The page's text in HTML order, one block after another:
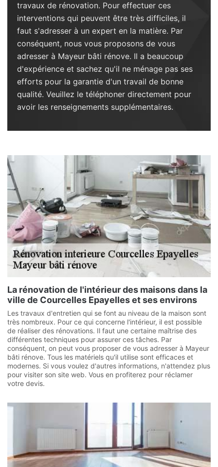
travaux de rénovation. Pour effectuer ces
interventions qui peuvent être très difficiles, il
faut s'adresser à un expert en la matière. Par
conséquent, nous vous proposons de vous
adresser à Mayeur bâti rénove. Il a beaucoup
d'expérience et sachez qu'il ne ménage pas ses
efforts pour la garantie d'un travail de bonne
qualité. Veuillez le téléphoner directement pour
avoir les renseignements supplémentaires.
La rénovation de l'intérieur des maisons dans la
ville de Courcelles Epayelles et ses environs
Les travaux d'entretien qui se font au niveau de la maison sont
très nombreux. Pour ce qui concerne l'intérieur, il est possible
de réaliser des rénovations. Il faut une certaine maîtrise des
différentes techniques pour assurer ces tâches. Par
conséquent, on peut vous proposer de vous adresser à Mayeur
bâti rénove. Tous les matériels qu'il utilise sont efficaces et
modernes. Si vous voulez d'autres informations, n'attendez plus
pour visiter son site web. Vous en profiterez pour réclamer
votre devis.